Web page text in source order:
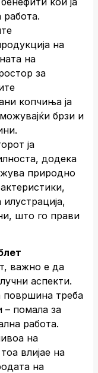
на
на
за
копчиња ја
брзи и
ја
додека
природно
што го прави
важно е да
аспекти.
површина треба
– помала за
работа.
на
влијае на
на